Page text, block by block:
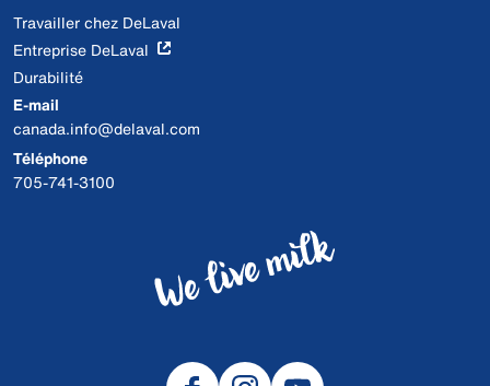
Travailler chez DeLaval
Entreprise DeLaval
Durabilité
E-mail
canada.info@delaval.com
Téléphone
705-741-3100